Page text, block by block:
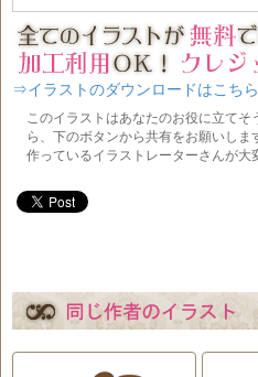
⇒イラストのダウンロードはこちら